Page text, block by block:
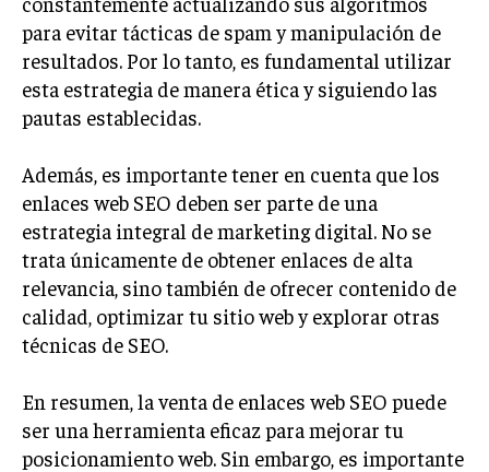
ÉTICA EMPRESARIAL Y RESPONSABILIDAD
SOCIAL
BLOG
Acerca de Últimas entradas
Ricardo Serrano
Soy Ricardo Serrano, apasionado de la
comunicación persuasiva. Con más de 10 años de
experiencia, uso la palabra escrita para crear
estrategias de marketing exitosas. Amante de la
poesía y el ajedrez, siempre busco el enfoque creativo en cada
Aparece en periódicos digitales y domina los buscadores,
para evitar tácticas de spam y manipulación de
resultados. Por lo tanto, es fundamental utilizar
esta estrategia de manera ética y siguiendo las
pautas establecidas.
Además, es importante tener en cuenta que los
enlaces web SEO deben ser parte de una
estrategia integral de marketing digital. No se
trata únicamente de obtener enlaces de alta
relevancia, sino también de ofrecer contenido de
calidad, optimizar tu sitio web y explorar otras
técnicas de SEO.
En resumen, la venta de enlaces web SEO puede
ser una herramienta eficaz para mejorar tu
posicionamiento web. Sin embargo, es importante